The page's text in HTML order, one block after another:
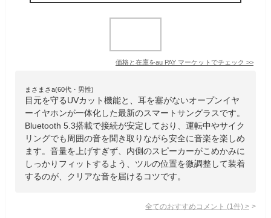
価格と在庫をau PAY マーケット でチェック >>
まさまさa(60代・男性)
目元を守るUVカット機能と、耳を塞がないオープンイヤ
ーイヤホンが一体化した最新のスマートサングラスです。
Bluetooth 5.3搭載で接続が安定しており、運転中やサイク
リングでも周囲の音を聞き取りながら安全に音楽を楽しめ
ます。音量を上げすぎず、内側のスピーカーがこめかみに
しっかりフィットするよう、ツルの位置を微調整して装着
するのが、クリアな音を届けるコツです。
全てのおすすめコメント (1 件) >